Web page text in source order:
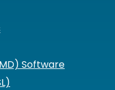
Software